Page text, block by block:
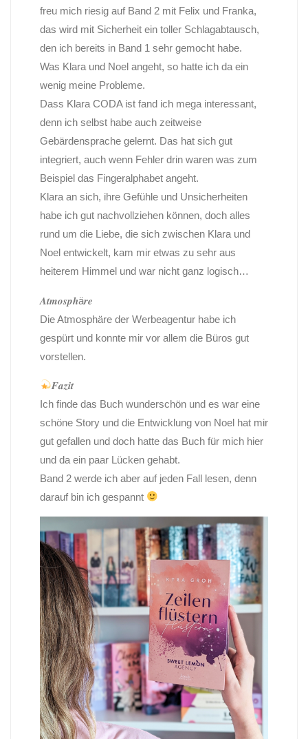
freu mich riesig auf Band 2 mit Felix und Franka,
das wird mit Sicherheit ein toller Schlagabtausch,
den ich bereits in Band 1 sehr gemocht habe.
Was Klara und Noel angeht, so hatte ich da ein
wenig meine Probleme.
Dass Klara CODA ist fand ich mega interessant,
denn ich selbst habe auch zeitweise
Gebärdensprache gelernt. Das hat sich gut
integriert, auch wenn Fehler drin waren was zum
Beispiel das Fingeralphabet angeht.
Klara an sich, ihre Gefühle und Unsicherheiten
habe ich gut nachvollziehen können, doch alles
rund um die Liebe, die sich zwischen Klara und
Noel entwickelt, kam mir etwas zu sehr aus
heiterem Himmel und war nicht ganz logisch…
𝑨𝒕𝒎𝒐𝒔𝒑𝒉ä𝒓𝒆
Die Atmosphäre der Werbeagentur habe ich
gespürt und konnte mir vor allem die Büros gut
vorstellen.
𝑭𝒂𝒛𝒊𝒕
Ich finde das Buch wunderschön und es war eine
schöne Story und die Entwicklung von Noel hat mir
gut gefallen und doch hatte das Buch für mich hier
und da ein paar Lücken gehabt.
Band 2 werde ich aber auf jeden Fall lesen, denn
darauf bin ich gespannt